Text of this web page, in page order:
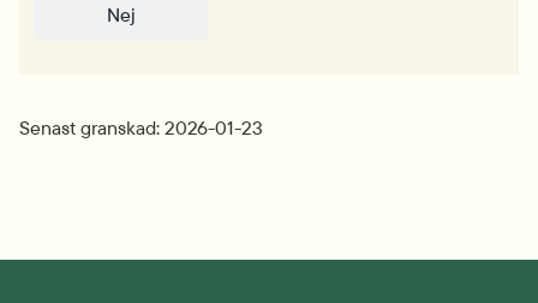
Nej
Senast granskad: 2026-01-23